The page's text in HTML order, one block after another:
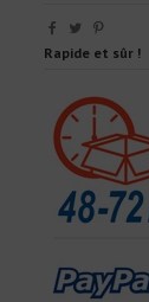
Rapide et sûr !